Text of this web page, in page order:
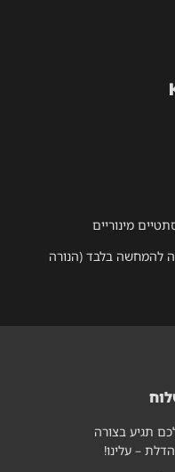
מינוריים
להמחשה בלבד (הנורה
תגיע בצורה
– עלינו!